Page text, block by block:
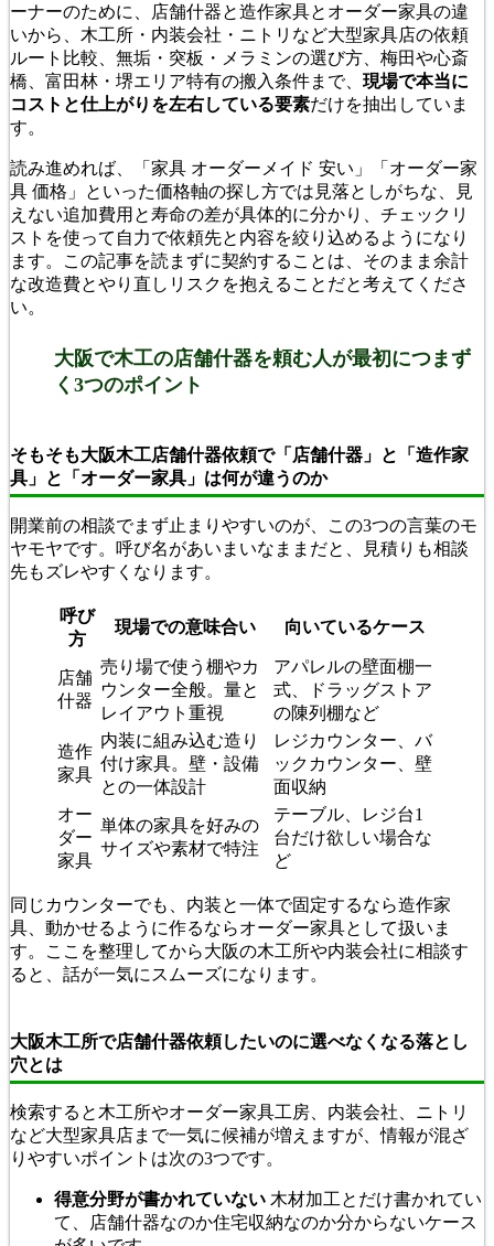
ーナーのために、店舗什器と造作家具とオーダー家具の違
いから、木工所・内装会社・ニトリなど大型家具店の依頼
ルート比較、無垢・突板・メラミンの選び方、梅田や心斎
橋、富田林・堺エリア特有の搬入条件まで、 現場で本当に
コストと仕上がりを左右している要素だけを抽出していま
す。
読み進めれば、「家具 オーダーメイド 安い」「オーダー家
具 価格」といった価格軸の探し方では見落としがちな、見
えない追加費用と寿命の差が具体的に分かり、チェックリ
ストを使って自力で依頼先と内容を絞り込めるようになり
ます。この記事を読まずに契約することは、そのまま余計
な改造費とやり直しリスクを抱えることだと考えてくださ
い。
大阪で木工の店舗什器を頼む人が最初につまず
く3つのポイント
そもそも大阪木工店舗什器依頼で「店舗什器」と「造作家
具」と「オーダー家具」は何が違うのか
開業前の相談でまず止まりやすいのが、この3つの言葉のモ
ヤモヤです。呼び名があいまいなままだと、見積りも相談
先もズレやすくなります。
呼び
方
現場での意味合い 向いているケース
店舗
什器
売り場で使う棚やカ
ウンター全般。量と
レイアウト重視
アパレルの壁面棚一
式、ドラッグストア
の陳列棚など
造作
家具
内装に組み込む造り
付け家具。壁・設備
との一体設計
レジカウンター、バ
ックカウンター、壁
面収納
オー
ダー
家具
単体の家具を好みの
サイズや素材で特注
テーブル、レジ台1
台だけ欲しい場合な
ど
同じカウンターでも、内装と一体で固定するなら造作家
具、動かせるように作るならオーダー家具として扱いま
す。ここを整理してから大阪の木工所や内装会社に相談す
ると、話が一気にスムーズになります。
大阪木工所で店舗什器依頼したいのに選べなくなる落とし
穴とは
検索すると木工所やオーダー家具工房、内装会社、ニトリ
など大型家具店まで一気に候補が増えますが、情報が混ざ
りやすいポイントは次の3つです。
得意分野が書かれていない 木材加工とだけ書かれてい
て、店舗什器なのか住宅収納なのか分からないケース